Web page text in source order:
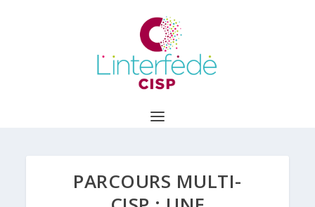
PARCOURS MULTI-